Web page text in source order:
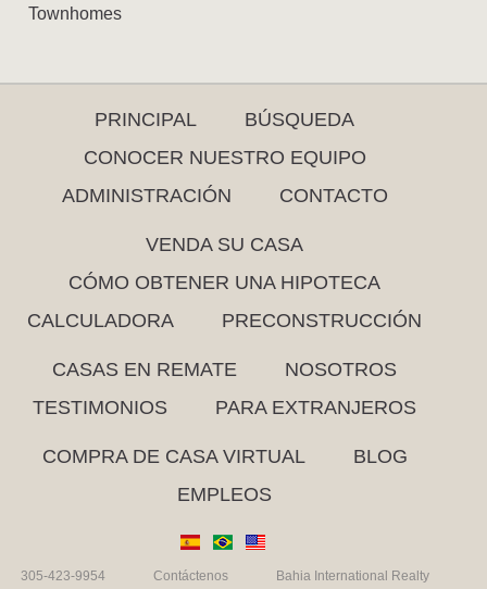
Townhomes
PRINCIPAL
BÚSQUEDA
CONOCER NUESTRO EQUIPO
ADMINISTRACIÓN
CONTACTO
VENDA SU CASA
CÓMO OBTENER UNA HIPOTECA
CALCULADORA
PRECONSTRUCCIÓN
CASAS EN REMATE
NOSOTROS
TESTIMONIOS
PARA EXTRANJEROS
COMPRA DE CASA VIRTUAL
BLOG
EMPLEOS
305-423-9954 Contáctenos Bahia International Realty